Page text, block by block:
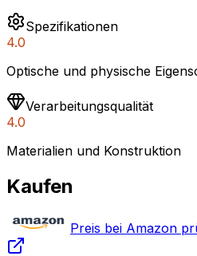
Spezifikationen
4.0
Optische und physische
Verarbeitungsqualität
4.0
Materialien und Konstruktion
Kaufen
Preis bei Amazon